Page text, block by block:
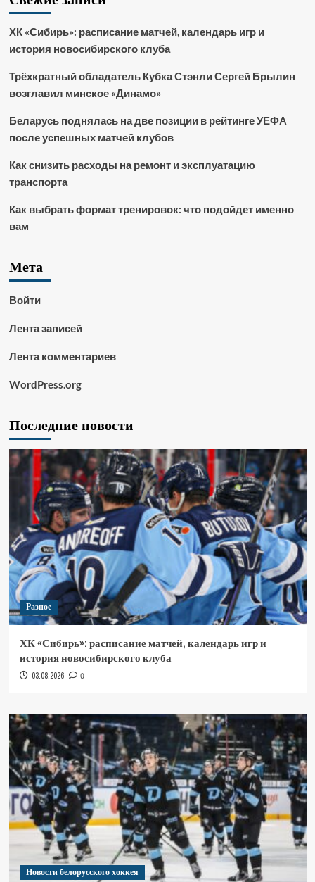
ХК «Сибирь»: расписание матчей, календарь игр и
история новосибирского клуба
Трёхкратный обладатель Кубка Стэнли Сергей Брылин
возглавил минское «Динамо»
Беларусь поднялась на две позиции в рейтинге УЕФА
после успешных матчей клубов
Как снизить расходы на ремонт и эксплуатацию
транспорта
Как выбрать формат тренировок: что подойдет именно
вам
Мета
Войти
Лента записей
Лента комментариев
WordPress.org
Последние новости
Разное
ХК «Сибирь»: расписание матчей, календарь игр и
история новосибирского клуба
03.08.2026 0
Новости белорусского хоккея